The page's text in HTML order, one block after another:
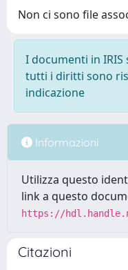
Non ci sono file
I documenti in
tutti i diritti sono
indicazione
Informazioni
Utilizza questo
link a questo
https://
Citazioni